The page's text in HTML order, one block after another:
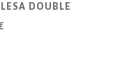
DOUBLE